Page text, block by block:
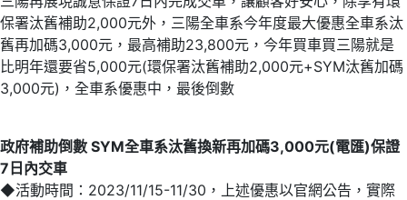
保署汰舊補助2,000元外，三陽全車系今年度最大優惠全車系汰
舊再加碼3,000元，最高補助23,800元，今年買車買三陽就是
比明年還要省5,000元(環保署汰舊補助2,000元+SYM汰舊加碼
3,000元)，全車系優惠中，最後倒數
政府補助倒數 SYM全車系汰舊換新再加碼3,000元(電匯)保證
7日內交車
◆活動時間：2023/11/15-11/30，上述優惠以官網公告，實際